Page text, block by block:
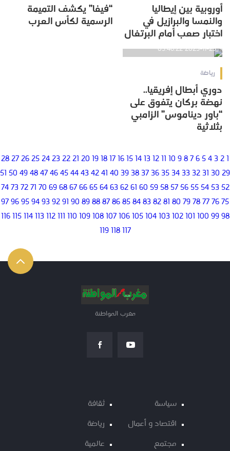
أوروبية بين إيطاليا
والنمسا والبرازيل في
اختبار صعب أمام البرتغال
“فيفا” يكشف التميمة
الرسمية لكأس العرب
2025-11-23 05:46:22
رياضة
دوري أبطال إفريقيا..
نهضة بركان يتفوق على
“باور ديناموس” الزامبي
بثلاثية
1
2
3
4
5
6
7
8
9
10
11
12
13
14
15
16
17
18
19
20
21
22
23
24
25
26
27
28
29
30
31
32
33
34
35
36
37
38
39
40
41
42
43
44
45
46
47
48
49
50
51
52
53
54
55
56
57
58
59
60
61
62
63
64
65
66
67
68
69
70
71
72
73
74
75
76
77
78
79
80
81
82
83
84
85
86
87
88
89
90
91
92
93
94
95
96
97
98
99
100
101
102
103
104
105
106
107
108
109
110
111
112
113
114
115
116
117
118
119
مغرب المواطنة
سياسة
اقتصاد و أعمال
مجتمع
ثقافة
رياضة
عالمية